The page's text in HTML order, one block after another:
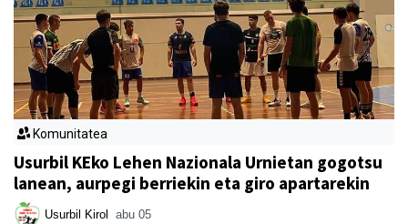
Komunitatea
Usurbil KEko Lehen Nazionala Urnietan gogotsu
lanean, aurpegi berriekin eta giro apartarekin
Usurbil Kirol abu 05